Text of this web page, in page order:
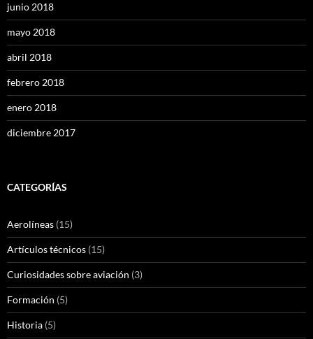
junio 2018
mayo 2018
abril 2018
febrero 2018
enero 2018
diciembre 2017
CATEGORÍAS
Aerolíneas (15)
Artículos técnicos (15)
Curiosidades sobre aviación (3)
Formación (5)
Historia (5)